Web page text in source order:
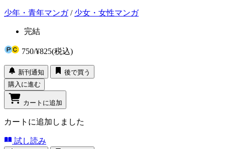
少年・青年マンガ/ 少女・女性マンガ
完結
750/¥825(税込)
新刊通知
後で買う
購入に進む
カートに追加
カートに追加しました
試し読み